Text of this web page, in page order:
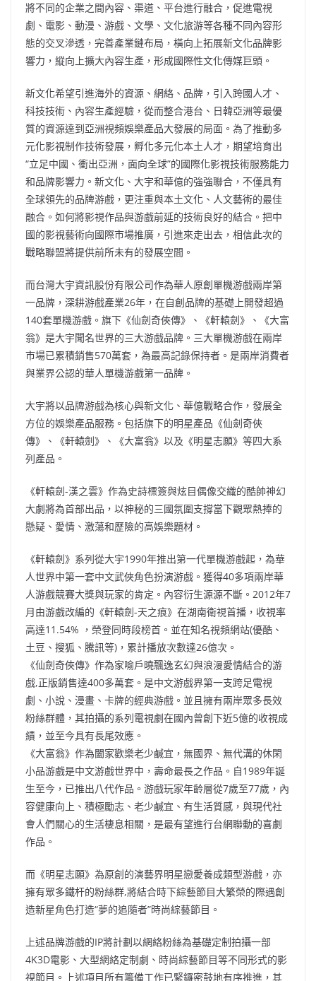
將不同的企業之間內容、渠道、平台進行融合，促進電視
劇、電影、動漫、游戲、文學、文化旅游等各種不同內容形
態的交叉滲透，完善產業鏈布局，橫向上拓展新文化品牌影
響力，縱向上擴大內容生產，形成國際性文化傳媒巨頭。
新文化希望引進海外的資源、網絡、品牌，引入跨國人才、
科技技術、內容生產經驗，從而整合港台、日韓亞洲等最優
質的資源達到亞洲視頻娛樂產品大發展的局面。為了推動多
元化影視制作技術發展，孵化多元化本土人才，期望培育出
“立足中國、衝出亞洲，面向全球”的國際化影視技術服務能力
和品牌影響力。新文化、大宇和華億的強強聯合，不僅具有
全球領先的品牌游戲，更注重與本土文化、人文藝術的最佳
融合。如何將影視作品與游戲前延的技術良好的結合。把中
國的影視藝術向國際市場推廣，引進來走出去，相信此次的
戰略聯盟將提供前所未有的發展空間。
而台灣大宇資訊股份有限公司作為華人原創單機游戲兩岸第
一品牌，深耕游戲產業26年，在自創品牌的基礎上開發超過
140套單機游戲。旗下《仙劍奇俠傳》、《軒轅劍》、《大富
翁》是大宇聞名世界的三大游戲品牌。三大單機游戲在兩岸
市場已累積銷售570萬套，為最高記錄保持者。是兩岸消費者
與業界公認的華人單機游戲第一品牌。
大宇將以品牌游戲為核心與新文化、華億戰略合作，發展全
方位的娛樂產品服務。包括旗下的明星產品《仙劍奇俠
傳》、《軒轅劍》、《大富翁》以及《明星志願》等四大系
列產品。
《軒轅劍-漢之雲》作為史詩標簽與炫目偶像交織的酷帥神幻
大劇將為首部出品，以神秘的三國氛圍支撐當下觀眾熱捧的
懸疑、愛情、激蕩和歷險的高娛樂題材。
《軒轅劍》系列從大宇1990年推出第一代單機游戲起，為華
人世界中第一套中文武俠角色扮演游戲。獲得40多項兩岸華
人游戲競賽大獎與玩家的肯定。內容衍生源源不斷。2012年7
月由游戲改編的《軒轅劍-天之痕》在湖南衛視首播，收視率
高達11.54% ，榮登同時段榜首。並在知名視頻網站(優酷、
土豆、搜狐、騰訊等)，累計播放次數達26億次。
《仙劍奇俠傳》作為家喻戶曉飄逸玄幻與浪漫愛情結合的游
戲,正版銷售達400多萬套。是中文游戲界第一支跨足電視
劇、小說、漫畫、卡牌的經典游戲。並且擁有兩岸眾多長效
粉絲群體，其拍攝的系列電視劇在國內曾創下近5億的收視成
績，並至今具有長尾效應。
《大富翁》作為闔家歡樂老少鹹宜，無國界、無代溝的休閑
小品游戲是中文游戲世界中，壽命最長之作品。自1989年誕
生至今，已推出八代作品。游戲玩家年齡層從7歲至77歲，內
容健康向上、積極勵志、老少鹹宜、有生活質感，與現代社
會人們關心的生活棲息相關，是最有望進行台網聯動的喜劇
作品。
而《明星志願》為原創的演藝界明星戀愛養成類型游戲，亦
擁有眾多鐵杆的粉絲群,將結合時下綜藝節目大繁榮的際遇創
造新星角色打造“夢的追隨者”時尚綜藝節目。
上述品牌游戲的IP將計劃以網絡粉絲為基礎定制拍攝一部
4K3D電影、大型網絡定制劇、時尚綜藝節目等不同形式的影
視節目。上述項目所有籌備工作已緊鑼密鼓地有序推進，其